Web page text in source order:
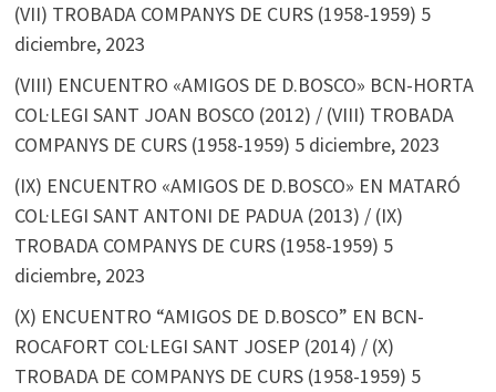
(VII) TROBADA COMPANYS DE CURS (1958-1959) 5
diciembre, 2023
(VIII) ENCUENTRO «AMIGOS DE D.BOSCO» BCN-HORTA
COL·LEGI SANT JOAN BOSCO (2012) / (VIII) TROBADA
COMPANYS DE CURS (1958-1959) 5 diciembre, 2023
(IX) ENCUENTRO «AMIGOS DE D.BOSCO» EN MATARÓ
COL·LEGI SANT ANTONI DE PADUA (2013) / (IX)
TROBADA COMPANYS DE CURS (1958-1959) 5
diciembre, 2023
(X) ENCUENTRO “AMIGOS DE D.BOSCO” EN BCN-
ROCAFORT COL·LEGI SANT JOSEP (2014) / (X)
TROBADA DE COMPANYS DE CURS (1958-1959) 5